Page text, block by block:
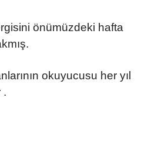
önümüzdeki hafta
okuyucusu her yıl
.